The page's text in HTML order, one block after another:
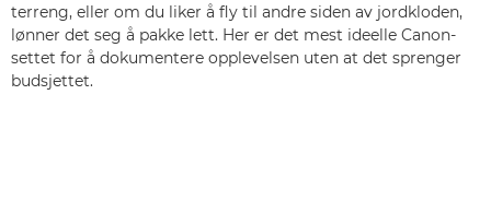
terreng, eller om du liker å fly til andre siden av jordkloden,
lønner det seg å pakke lett. Her er det mest ideelle Canon-
settet for å dokumentere opplevelsen uten at det sprenger
budsjettet.